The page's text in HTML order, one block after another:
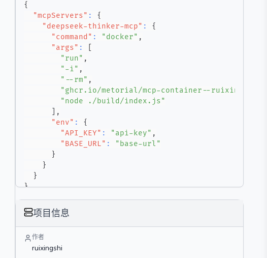
{
"mcpServers" :
{
"deepseek-thinker-mcp" :
{
"command" : "docker" ,
"args" :
"run" ,
"-i" ,
"--rm" ,
"ghcr.io/metorial/mcp-container--ruixingshi--
"node ./build/index.js"
,
"env" :
{
"API_KEY" : "api-key" ,
"BASE_URL" :
"base-url"
}
}
}
}
项目信息
作者
ruixingshi